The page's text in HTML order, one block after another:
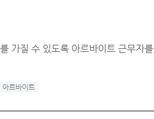
가질 수 있도록 아르바이트 근무자를
아르바이트